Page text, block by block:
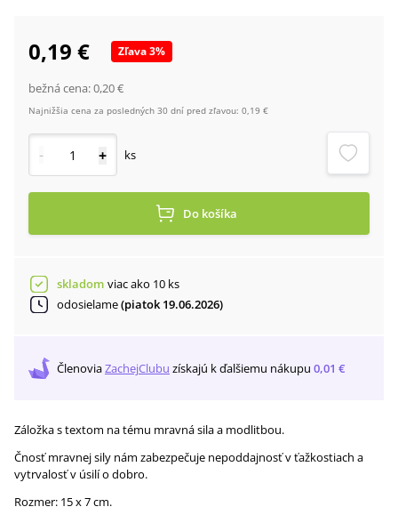
0,19 € Zľava3%
bežná cena:0,20 €
Najnižšia cena za posledných 30 dní pred zľavou: 0,19 €
- + ks
Do košíka
skladom viac ako 10 ks
odosielame(piatok 19.06.2026)
ČlenoviaZachejClubu získajú k ďalšiemu nákupu 0,01 €
Záložka s textom na tému mravná sila a modlitbou.
Čnosť mravnej sily nám zabezpečuje nepoddajnosť v ťažkostiach a
vytrvalosť v úsilí o dobro.
Rozmer: 15 x 7 cm.